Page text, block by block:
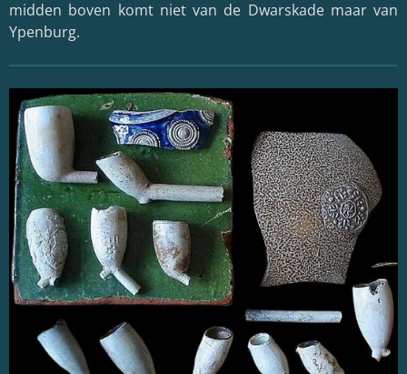
midden boven komt niet van de Dwarskade maar van
Ypenburg.